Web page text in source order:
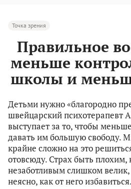
Точка зрения
Правильное
меньше
школы и
Детьми нужно «благородно
швейцарский психотерапевт
выступает за то, чтобы
давать им большую свободу.
крайне сложно на это
отовсюду. Страх быть
незаботливым слишком
неясно, как от него избавиться.